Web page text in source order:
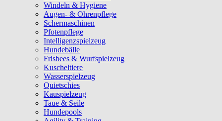
Windeln & Hygiene
Augen- & Ohrenpflege
Schermaschinen
Pfotenpflege
Intelligenzspielzeug
Hundebälle
Frisbees & Wurfspielzeug
Kuscheltiere
Wasserspielzeug
Quietschies
Kauspielzeug
Taue & Seile
Hundepools